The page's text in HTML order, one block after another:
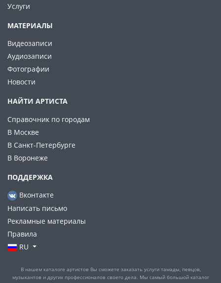
Услуги
МАТЕРИАЛЫ
Видеозаписи
Аудиозаписи
Фотографии
Новости
НАЙТИ АРТИСТА
Справочник по городам
В Москве
В Санкт-Петербурге
В Воронеже
ПОДДЕРЖКА
Вконтакте
Написать письмо
Рекламные материалы
Правила
RU
В нашем каталоге артистов Вы сможете заказать услуги тамады, певцов,
музыкантов и других профессионалов своего дела. Мы самый большой каталог